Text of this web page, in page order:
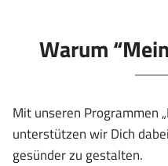
Warum
Mit unseren Programmen
unterstützen wir Dich
gesünder zu gestalten.